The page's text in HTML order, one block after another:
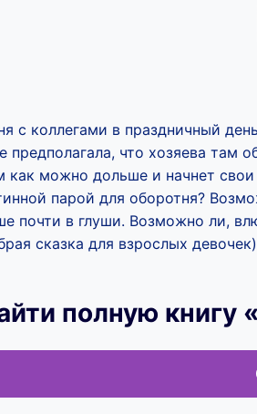
с коллегами в праздничный
предполагала, что хозяева там
как можно дольше и начнет
парой для оборотня?
почти в глуши. Возможно ли,
сказка для взрослых девочек)
полную книгу